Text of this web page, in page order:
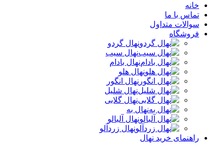
خانه
تماس با ما
سوالات متداول
فروشگاه
نهال گردو
نهال سیب
نهال بادام
نهال هلو
نهال انگور
نهال شلیل
نهال گلابی
نهال به
نهال آلبالو
نهال زردآلو
راهنمای خرید نهال